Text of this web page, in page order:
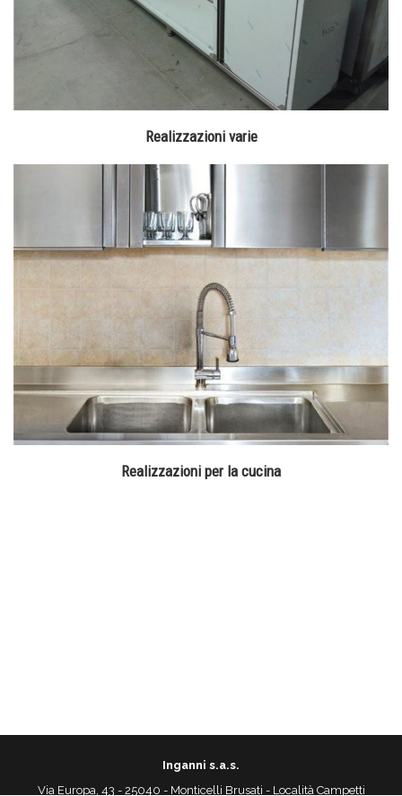
Realizzazioni varie
Realizzazioni per la cucina
Inganni s.a.s.
Via Europa, 43 - 25040 - Monticelli Brusati - Località Campetti